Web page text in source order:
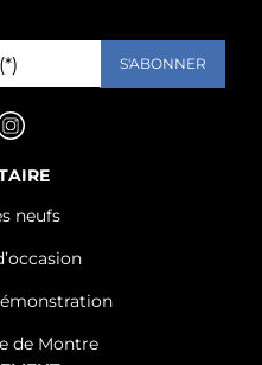
neufs
de Montre